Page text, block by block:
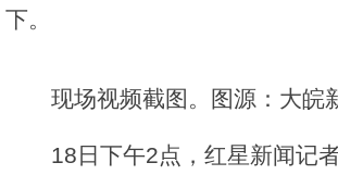
下。
现场视频截图。图源：大皖
18日下午2点，红星新闻记